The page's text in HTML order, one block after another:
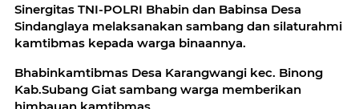
Sinergitas TNI-POLRI Bhabin dan Babinsa Desa
Sindanglaya melaksanakan sambang dan silaturahmi
kamtibmas kepada warga binaannya.
Bhabinkamtibmas Desa Karangwangi kec. Binong
Kab.Subang Giat sambang warga memberikan